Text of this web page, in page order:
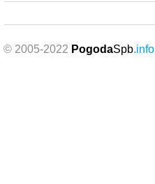
© 2005-2022 PogodaSpb.info